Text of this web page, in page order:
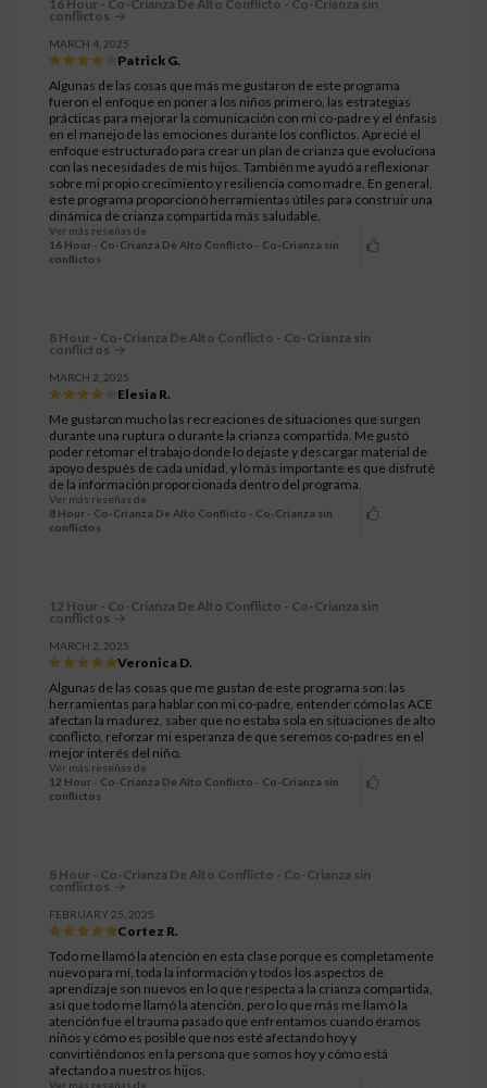
16 Hour - Co-Crianza De Alto Conflicto - Co-Crianza sin
conflictos
MARCH 4, 2025
Patrick G.
Algunas de las cosas que más me gustaron de este programa
fueron el enfoque en poner a los niños primero, las estrategias
prácticas para mejorar la comunicación con mi co-padre y el énfasis
en el manejo de las emociones durante los conflictos. Aprecié el
enfoque estructurado para crear un plan de crianza que evoluciona
con las necesidades de mis hijos. También me ayudó a reflexionar
sobre mi propio crecimiento y resiliencia como madre. En general,
este programa proporcionó herramientas útiles para construir una
dinámica de crianza compartida más saludable.
Ver más reseñas de
16 Hour - Co-Crianza De Alto Conflicto - Co-Crianza sin
conflictos
8 Hour - Co-Crianza De Alto Conflicto - Co-Crianza sin
conflictos
MARCH 2, 2025
Elesia R.
Me gustaron mucho las recreaciones de situaciones que surgen
durante una ruptura o durante la crianza compartida. Me gustó
poder retomar el trabajo donde lo dejaste y descargar material de
apoyo después de cada unidad, y lo más importante es que disfruté
de la información proporcionada dentro del programa.
Ver más reseñas de
8 Hour - Co-Crianza De Alto Conflicto - Co-Crianza sin
conflictos
12 Hour - Co-Crianza De Alto Conflicto - Co-Crianza sin
conflictos
MARCH 2, 2025
Veronica D.
Algunas de las cosas que me gustan de este programa son: las
herramientas para hablar con mi co-padre, entender cómo las ACE
afectan la madurez, saber que no estaba sola en situaciones de alto
conflicto, reforzar mi esperanza de que seremos co-padres en el
mejor interés del niño.
Ver más reseñas de
12 Hour - Co-Crianza De Alto Conflicto - Co-Crianza sin
conflictos
8 Hour - Co-Crianza De Alto Conflicto - Co-Crianza sin
conflictos
FEBRUARY 25, 2025
Cortez R.
Todo me llamó la atención en esta clase porque es completamente
nuevo para mí, toda la información y todos los aspectos de
aprendizaje son nuevos en lo que respecta a la crianza compartida,
así que todo me llamó la atención, pero lo que más me llamó la
atención fue el trauma pasado que enfrentamos cuando éramos
niños y cómo es posible que nos esté afectando hoy y
convirtiéndonos en la persona que somos hoy y cómo está
afectando a nuestros hijos.
Ver más reseñas de